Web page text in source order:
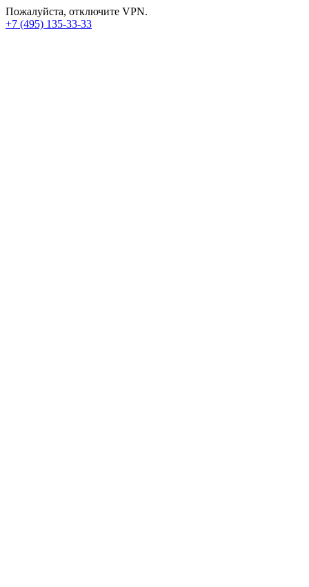
Пожалуйста, отключите VPN.
+7 (495) 135-33-33